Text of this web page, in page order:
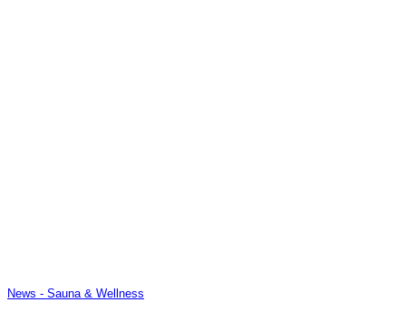
News - Sauna & Wellness